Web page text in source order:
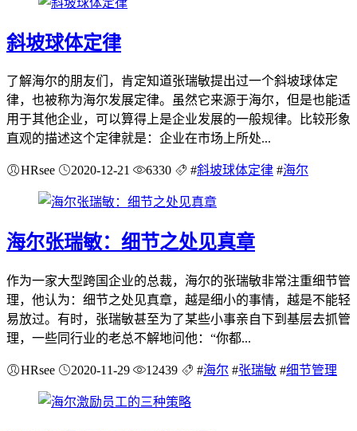
斜坡球体定律
了解海尔的朋友们，肯定知道张瑞敏提出过一个斜坡球体定
律，也被称为海尔发展定律。虽然它来源于海尔，但是也能适
用于其他企业，可以算得上是企业发展的一般规律。比较形象
直观的描述这个定律就是：企业在市场上所处...
HRsee 2020-12-21 6330 #斜坡球体定律 #海尔
海尔张瑞敏：细节之处见真章
作为一家大型跨国企业的总裁，海尔的张瑞敏非常注重细节管
理，他认为：细节之处见真章，越是细小的事情，越是不能轻
易放过。有时，张瑞敏甚至为了某些小事亲自下到基层去抓管
理，一些同行业的老总不解地问他：“你都...
HRsee 2020-11-29 12439 #海尔 #张瑞敏 #细节管理